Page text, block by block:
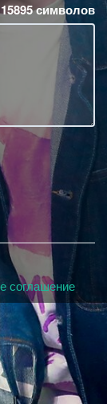
15895символов
соглашение